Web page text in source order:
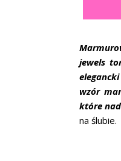
jewels
wzór
które
na ślubie.